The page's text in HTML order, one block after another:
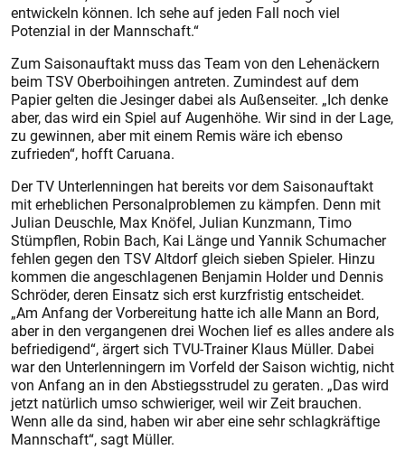
entwickeln können. Ich sehe auf jeden Fall noch viel
Potenzial in der Mannschaft.“
Zum Saisonauftakt muss das Team von den Lehenäckern
beim TSV Oberboihingen antreten. Zumindest auf dem
Papier gelten die Jesinger dabei als Außenseiter. „Ich denke
aber, das wird ein Spiel auf Augenhöhe. Wir sind in der Lage,
zu gewinnen, aber mit einem Remis wäre ich ebenso
zufrieden“, hofft Caruana.
Der TV Unterlenningen hat bereits vor dem Saisonauftakt
mit erheblichen Personalproblemen zu kämpfen. Denn mit
Julian Deusch­le, Max Knöfel, Julian Kunzmann, Timo
Stümpflen, Robin Bach, Kai Länge und Yannik Schumacher
fehlen gegen den TSV Altdorf gleich sieben Spieler. Hinzu
kommen die angeschlagenen Benjamin Holder und Dennis
Schröder, deren Einsatz sich erst kurzfristig entscheidet.
„Am Anfang der Vorbereitung hatte ich alle Mann an Bord,
aber in den vergangenen drei Wochen lief es alles andere als
befriedigend“, ärgert sich TVU-Trainer Klaus Müller. Dabei
war den Unterlenningern im Vorfeld der Saison wichtig, nicht
von Anfang an in den Abstiegsstrudel zu geraten. „Das wird
jetzt natürlich umso schwieriger, weil wir Zeit brauchen.
Wenn alle da sind, haben wir aber eine sehr schlagkräftige
Mannschaft“, sagt Müller.